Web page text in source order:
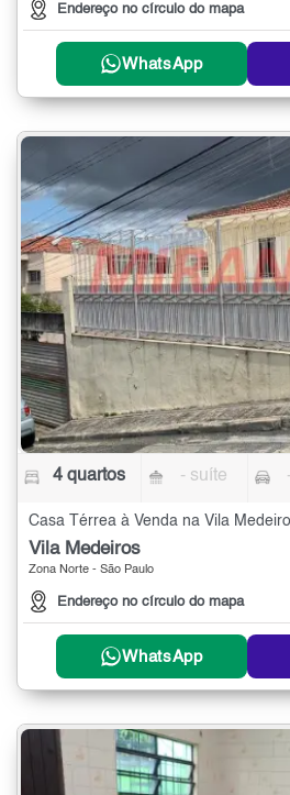
Endereço no círculo do mapa
WhatsApp
4 quartos - suíte
Casa Térrea à Venda na Vila
Vila Medeiros
Zona Norte - São Paulo
Endereço no círculo do mapa
WhatsApp